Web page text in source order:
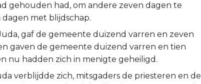
gehouden had, om andere zeven dagen te
met blijdschap.
gaf de gemeente duizend varren en zeven
gaven de gemeente duizend varren en tien
nu hadden zich in menigte geheiligd.
verblijdde zich, mitsgaders de priesteren en de